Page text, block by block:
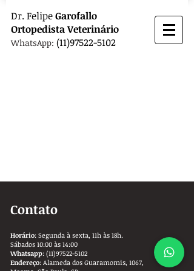
Dr. FelipeGarofallo
OrtopedistaVeterinário
WhatsApp: (11)97522-5102
Contato
Horário: Segunda à sexta, 11h às 18h.
Sábados 10:00 às 14:00
Whatsapp: (11)97522-5102
Endereço: Alameda dos Guaramomis, 1067,